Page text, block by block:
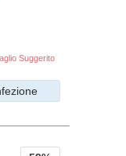
Suggerito